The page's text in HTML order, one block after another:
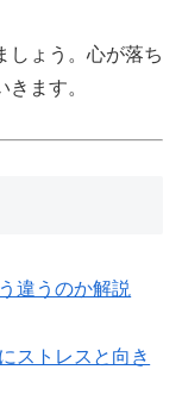
しょう。心が落ち
ます。
違うのか解説
ストレスと向き